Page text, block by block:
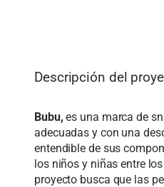
Descripción del
Bubu, es una marca de
adecuadas y con una
entendible de sus
los niños y niñas entre
proyecto busca que las